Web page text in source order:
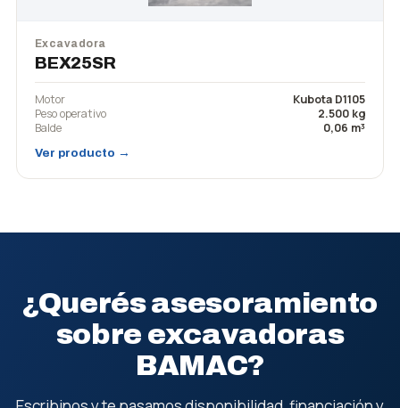
Excavadora
BEX25SR
Motor
Kubota D1105
Peso operativo
2.500 kg
Balde
0,06 m³
Ver producto →
¿Querés asesoramiento
sobre excavadoras
BAMAC?